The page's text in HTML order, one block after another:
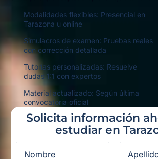
Modalidades flexibles: Presencial en
Tarazona u online
Simulacros de examen: Pruebas reales
con corrección detallada
Tutorías personalizadas: Resuelve
dudas 1:1 con expertos
Material actualizado: Según última
convocatoria oficial
Solicita información
estudiar en